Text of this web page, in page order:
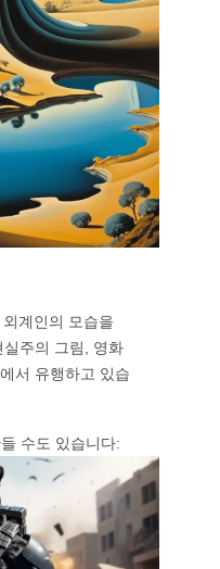
계인의 모습을
주의 그림, 영화
서 유행하고 있습
수도 있습니다: